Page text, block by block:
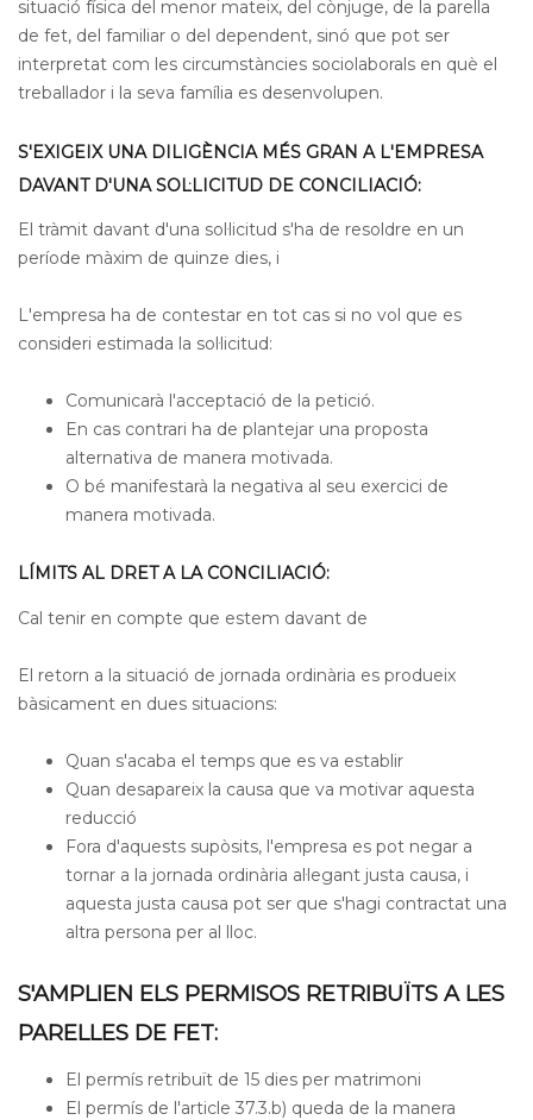
situació física del menor mateix, del cònjuge, de la parella
de fet, del familiar o del dependent, sinó que pot ser
interpretat com les circumstàncies sociolaborals en què el
treballador i la seva família es desenvolupen.
S'EXIGEIX UNA DILIGÈNCIA MÉS GRAN A L'EMPRESA
DAVANT D'UNA SOL·LICITUD DE CONCILIACIÓ:
El tràmit davant d'una sol·licitud s'ha de resoldre en un
període màxim de quinze dies, i
L'empresa ha de contestar en tot cas si no vol que es
consideri estimada la sol·licitud:
Comunicarà l'acceptació de la petició.
En cas contrari ha de plantejar una proposta
alternativa de manera motivada.
O bé manifestarà la negativa al seu exercici de
manera motivada.
LÍMITS AL DRET A LA CONCILIACIÓ:
Cal tenir en compte que estem davant de
El retorn a la situació de jornada ordinària es produeix
bàsicament en dues situacions:
Quan s'acaba el temps que es va establir
Quan desapareix la causa que va motivar aquesta
reducció
Fora d'aquests supòsits, l'empresa es pot negar a
tornar a la jornada ordinària al·legant justa causa, i
aquesta justa causa pot ser que s'hagi contractat una
altra persona per al lloc.
S'AMPLIEN ELS PERMISOS RETRIBUÏTS A LES
PARELLES DE FET:
El permís retribuït de 15 dies per matrimoni
El permís de l'article 37.3.b) queda de la manera